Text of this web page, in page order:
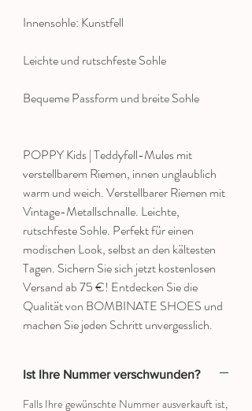
Innensohle: Kunstfell
Leichte und rutschfeste Sohle
Bequeme Passform und breite Sohle
POPPY Kids | Teddyfell-Mules mit
verstellbarem Riemen, innen unglaublich
warm und weich. Verstellbarer Riemen mit
Vintage-Metallschnalle. Leichte,
rutschfeste Sohle. Perfekt für einen
modischen Look, selbst an den kältesten
Tagen. Sichern Sie sich jetzt kostenlosen
Versand ab 75 €! Entdecken Sie die
Qualität von BOMBINATE SHOES und
machen Sie jeden Schritt unvergesslich.
Ist Ihre Nummer verschwunden?
Falls Ihre gewünschte Nummer ausverkauft ist,